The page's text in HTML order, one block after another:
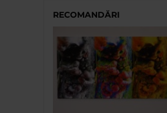
RECOMANDĂRI